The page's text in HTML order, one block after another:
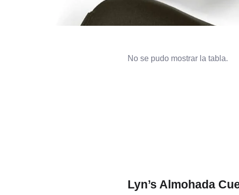
No se pudo mostrar la tabla.
Lyn’s Almohada